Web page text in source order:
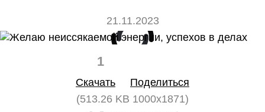
21.11.2023
1
Скачать
Поделиться
(513.26 KB 1000x1871)